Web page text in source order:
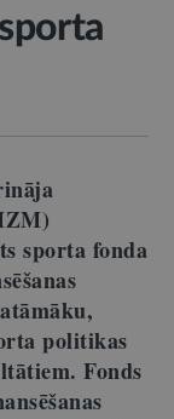
sporta fonda
politikas
Fonds